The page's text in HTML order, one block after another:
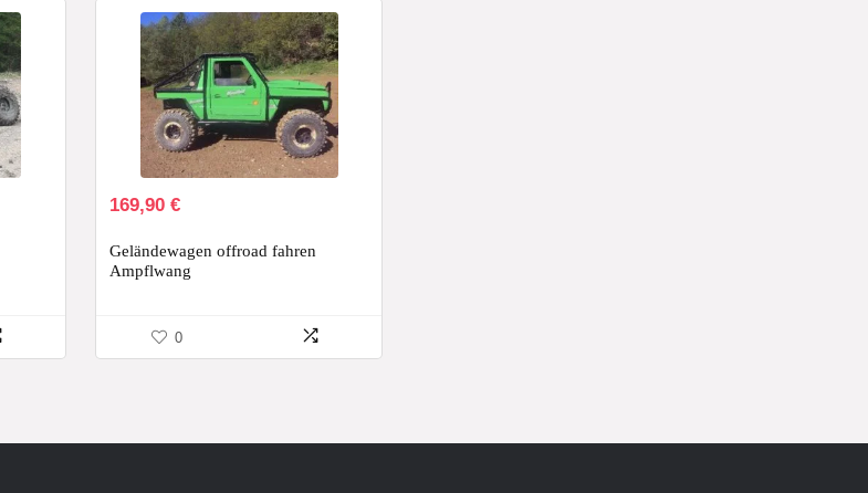
169,90 €
Geländewagen offroad fahren
Ampflwang
0